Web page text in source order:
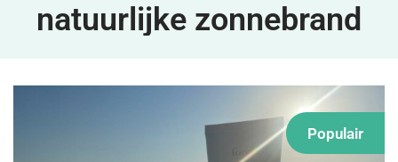
natuurlijke zonnebrand
Populair